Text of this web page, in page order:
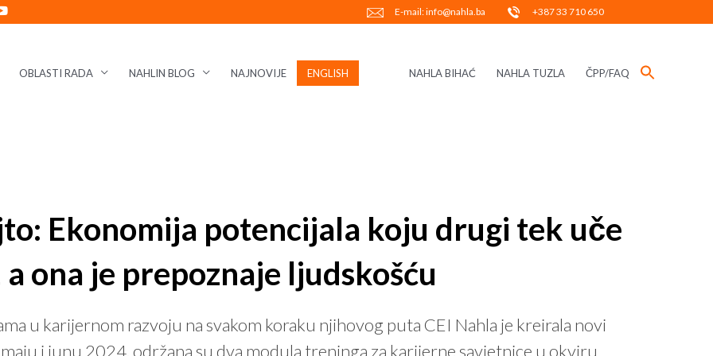
E-mail: info@nahla.ba +387 33 710 650
OBLASTI RADA NAHLIN BLOG NAJNOVIJE ENGLISH NAHLA BIHAĆ NAHLA TUZLA ČPP/FAQ
Ekonomija potencijala koju drugi tek uče
ona je prepoznaje ljudskošću
u karijernom razvoju na svakom koraku njihovog puta CEI Nahla je kreirala novi
i junu 2024. održana su dva modula treninga za karijerne savjetnice u okviru